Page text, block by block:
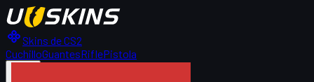
Skins de CS2
CuchilloGuantesRiflePistola